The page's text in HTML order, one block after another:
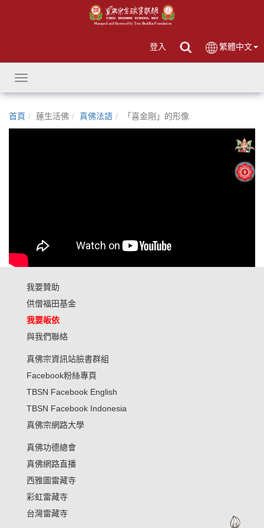
登入 繁體中文
Toggle
navigation
首頁 蓮生活佛 真佛法語 「喜金剛」的形像
我要贊助
供僧福田基金
我要皈依
與我們聯絡
真佛宗資訊站臉書群組
Facebook粉絲專頁
TBSN Facebook English
TBSN Facebook Indonesia
真佛宗網路大學
真佛功德總會
真佛網路直播
西雅圖雷藏寺
彩虹雷藏寺
台灣雷藏寺